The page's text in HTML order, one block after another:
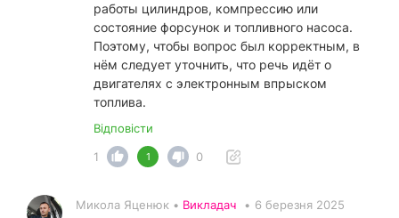
работы цилиндров, компрессию или
состояние форсунок и топливного насоса.
Поэтому, чтобы вопрос был корректным, в
нём следует уточнить, что речь идёт о
двигателях с электронным впрыском
топлива.
Відповісти
1
1 0
Микола Яценюк • Викладач • 6 березня 2025